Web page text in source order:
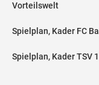
Vorteilswelt
Spielplan, Kader FC
Spielplan, Kader TSV